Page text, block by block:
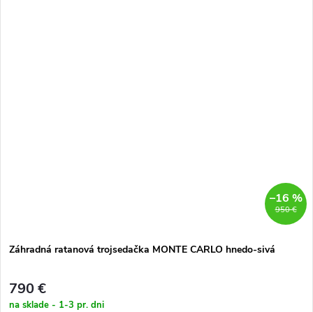
950 €
–16 %
Záhradná ratanová trojsedačka MONTE CARLO hnedo-sivá
790 €
na sklade - 1-3 pr. dni